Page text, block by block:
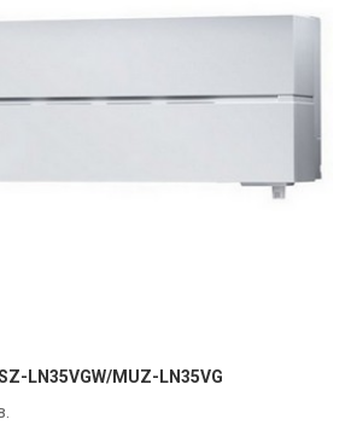
LN35VGW/MUZ-LN35VG